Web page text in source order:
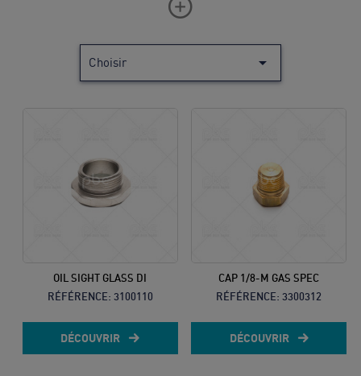
produit ?
service
client
05 57
92 18
Choisir 
OIL SIGHT GLASS DI
RÉFÉRENCE: 3100110
DÉCOUVRIR
CAP 1/8-M GAS SPEC
RÉFÉRENCE: 3300312
DÉCOUVRIR